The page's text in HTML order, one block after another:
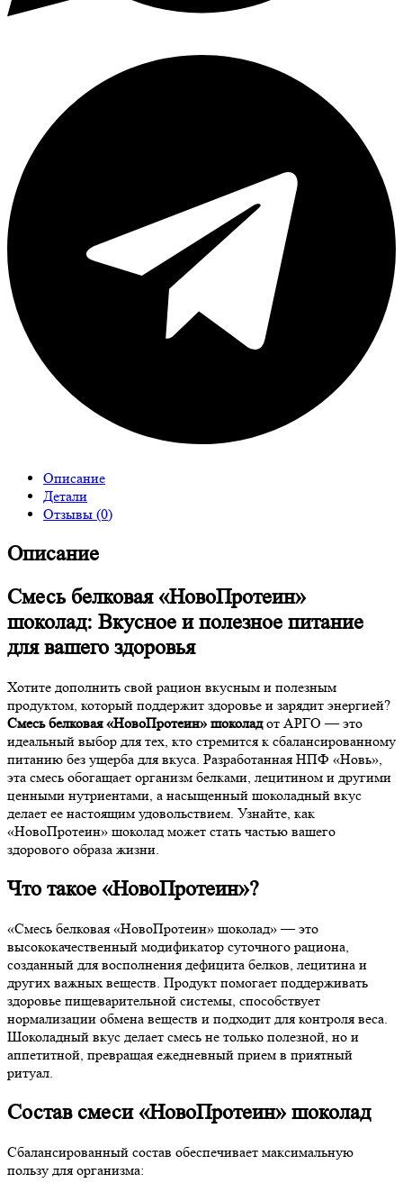
Описание
Детали
Отзывы (0)
Описание
Смесь белковая «НовоПротеин»
шоколад: Вкусное и полезное питание
для вашего здоровья
Хотите дополнить свой рацион вкусным и полезным
продуктом, который поддержит здоровье и зарядит энергией?
Смесь белковая «НовоПротеин» шоколадот АРГО — это
идеальный выбор для тех, кто стремится к сбалансированному
питанию без ущерба для вкуса. Разработанная НПФ «Новь»,
эта смесь обогащает организм белками, лецитином и другими
ценными нутриентами, а насыщенный шоколадный вкус
делает ее настоящим удовольствием. Узнайте, как
«НовоПротеин» шоколад может стать частью вашего
здорового образа жизни.
Что такое «НовоПротеин»?
«Смесь белковая «НовоПротеин» шоколад» — это
высококачественный модификатор суточного рациона,
созданный для восполнения дефицита белков, лецитина и
других важных веществ. Продукт помогает поддерживать
здоровье пищеварительной системы, способствует
нормализации обмена веществ и подходит для контроля веса.
Шоколадный вкус делает смесь не только полезной, но и
аппетитной, превращая ежедневный прием в приятный
ритуал.
Состав смеси «НовоПротеин» шоколад
Сбалансированный состав обеспечивает максимальную
пользу для организма: